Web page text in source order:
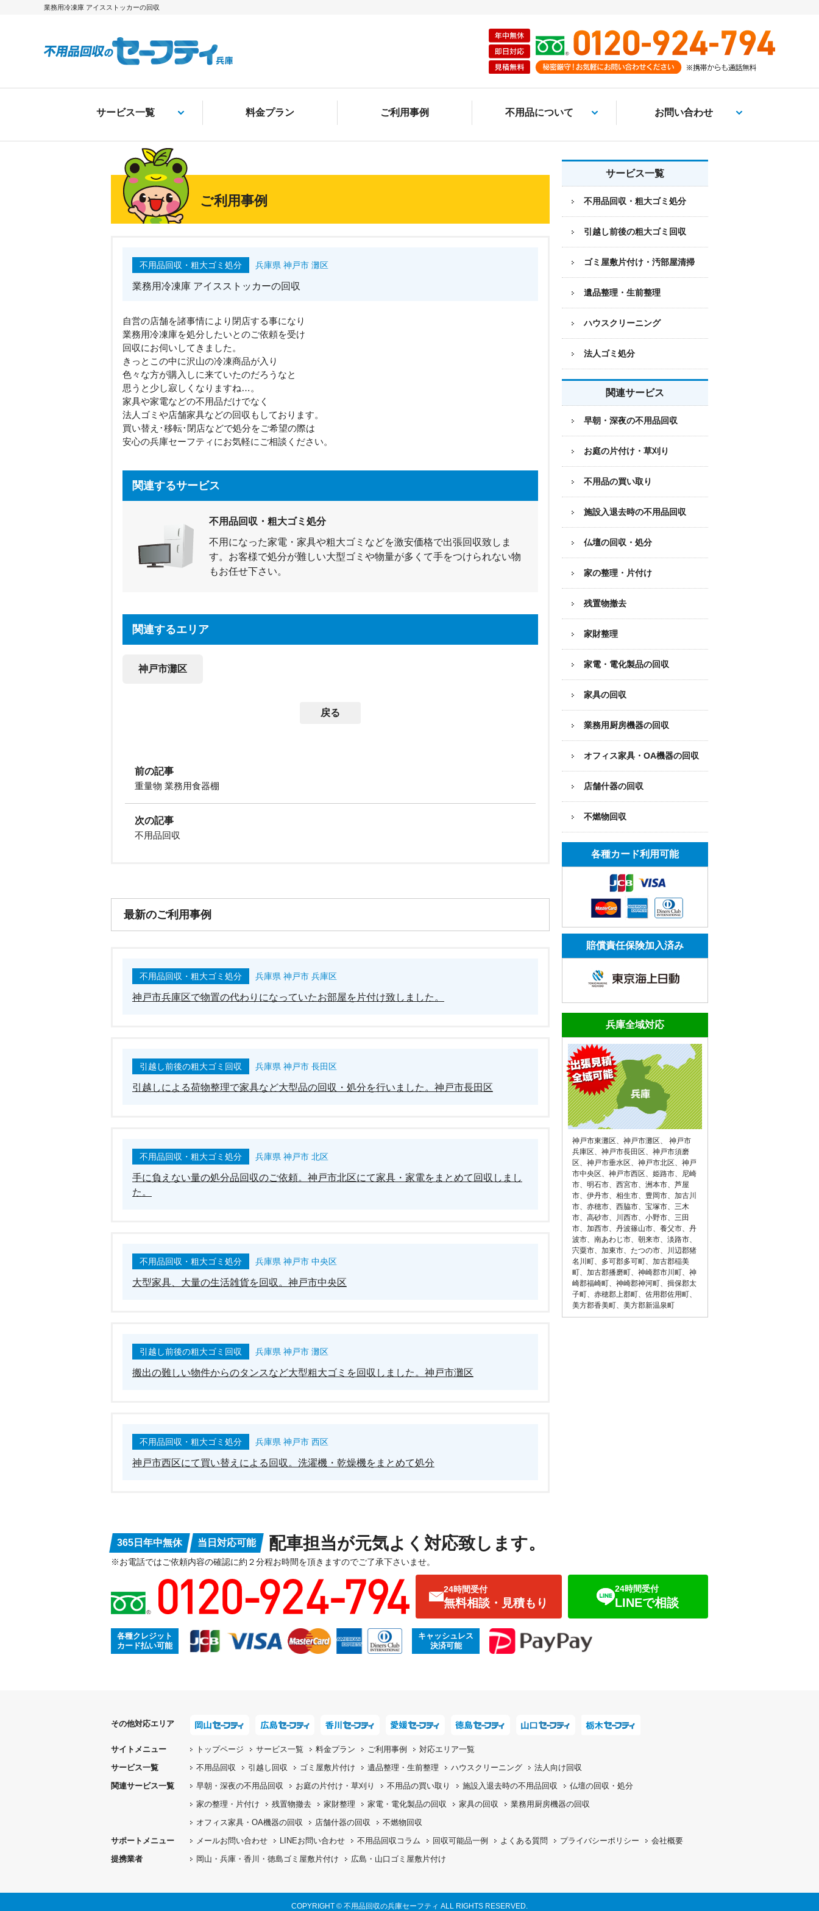
業務用冷凍庫 アイスストッカーの回収
サービス一覧 料金プラン ご利用事例 不用品について お問い合わせ
ご利用事例
不用品回収・粗大ゴミ処分 兵庫県 神戸市 灘区
業務用冷凍庫 アイスストッカーの回収
自営の店舗を諸事情により閉店する事になり
業務用冷凍庫を処分したいとのご依頼を受け
回収にお伺いしてきました。
きっとこの中に沢山の冷凍商品が入り
色々な方が購入しに来ていたのだろうなと
思うと少し寂しくなりますね…。
家具や家電などの不用品だけでなく
法人ゴミや店舗家具などの回収もしております。
買い替え･移転･閉店などで処分をご希望の際は
安心の兵庫セーフティにお気軽にご相談ください。
関連するサービス
不用品回収・粗大ゴミ処分
不用になった家電・家具や粗大ゴミなどを激安価格で出張回収致しま
す。お客様で処分が難しい大型ゴミや物量が多くて手をつけられない物
もお任せ下さい。
関連するエリア
神戸市灘区
戻る
前の記事
重量物 業務用食器棚
次の記事
不用品回収
最新のご利用事例
不用品回収・粗大ゴミ処分 兵庫県 神戸市 兵庫区
神戸市兵庫区で物置の代わりになっていたお部屋を片付け致しました。
引越し前後の粗大ゴミ回収 兵庫県 神戸市 長田区
引越しによる荷物整理で家具など大型品の回収・処分を行いました。神戸市長田区
不用品回収・粗大ゴミ処分 兵庫県 神戸市 北区
手に負えない量の処分品回収のご依頼。神戸市北区にて家具・家電をまとめて回収しまし
た。
不用品回収・粗大ゴミ処分 兵庫県 神戸市 中央区
大型家具、大量の生活雑貨を回収。神戸市中央区
引越し前後の粗大ゴミ回収 兵庫県 神戸市 灘区
搬出の難しい物件からのタンスなど大型粗大ゴミを回収しました。神戸市灘区
不用品回収・粗大ゴミ処分 兵庫県 神戸市 西区
神戸市西区にて買い替えによる回収。洗濯機・乾燥機をまとめて処分
サービス一覧
不用品回収・粗大ゴミ処分
引越し前後の粗大ゴミ回収
ゴミ屋敷片付け・汚部屋清掃
遺品整理・生前整理
ハウスクリーニング
法人ゴミ処分
関連サービス
早朝・深夜の不用品回収
お庭の片付け・草刈り
不用品の買い取り
施設入退去時の不用品回収
仏壇の回収・処分
家の整理・片付け
残置物撤去
家財整理
家電・電化製品の回収
家具の回収
業務用厨房機器の回収
オフィス家具 ・OA機器の回収
店舗什器の回収
不燃物回収
各種カード利用可能
賠償責任保険加入済み
兵庫全域対応
神戸市東灘区、 神戸市灘区、 神戸市
兵庫区、 神戸市長田区、 神戸市須磨
区、 神戸市垂水区、 神戸市北区、 神戸
市中央区、 神戸市西区、 姫路市、 尼崎
市、 明石市、 西宮市、 洲本市、 芦屋
市、 伊丹市、 相生市、 豊岡市、 加古川
市、 赤穂市、 西脇市、 宝塚市、 三木
市、 高砂市、 川西市、 小野市、 三田
市、 加西市、 丹波篠山市、 養父市、 丹
波市、 南あわじ市、 朝来市、 淡路市、
宍粟市、 加東市、 たつの市、
川辺郡猪
名川町、 多可郡多可町、 加古郡稲美
町、 加古郡播磨町、 神崎郡市川町、 神
崎郡福崎町、 神崎郡神河町、 揖保郡太
子町、 赤穂郡上郡町、 佐用郡佐用町、
美方郡香美町、 美方郡新温泉町
365日年中無休 当日対応可能 配車担当が元気よく対応致します。
※お電話ではご依頼内容の確認に約２分程お時間を頂きますのでご了承下さいませ。
24時間受付
無料相談・見積もり
24時間受付
LINEで相談
各種クレジット
カード払い可能
キャッシュレス
決済可能
その他対応エリア
サイトメニュー トップページ サービス一覧 料金プラン ご利用事例
対応エリア一覧
サービス一覧
不用品回収 引越し回収 ゴミ屋敷片付け 遺品整理・生前整理 ハウスクリーニング
法人向け回収
関連サービス一覧
早朝・深夜の不用品回収 お庭の片付け・ 草刈り 不用品の買い取り 施設入退去時の不用品回収 仏壇の回収・処分
家の整理・片付け
残置物撤去 家財整理 家電・電化製品の回収 家具の回収 業務用厨房機器の回収
オフィス家具 ・OA機器の回収 店舗什器の回収
不燃物回収
サポートメニュー
メールお問い合わせ LINEお問い合わせ 不用品回収コラム 回収可能品一例 よくある質問 プライバシーポリシー
会社概要
提携業者
岡山・兵庫・香川・徳島ゴミ屋敷片付け 広島・山口ゴミ屋敷片付け
COPYRIGHT © 不用品回収の兵庫セーフティ ALL RIGHTS RESERVED.